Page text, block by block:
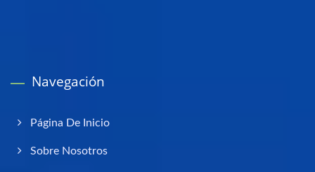
Navegación
Página De Inicio
Sobre Nosotros